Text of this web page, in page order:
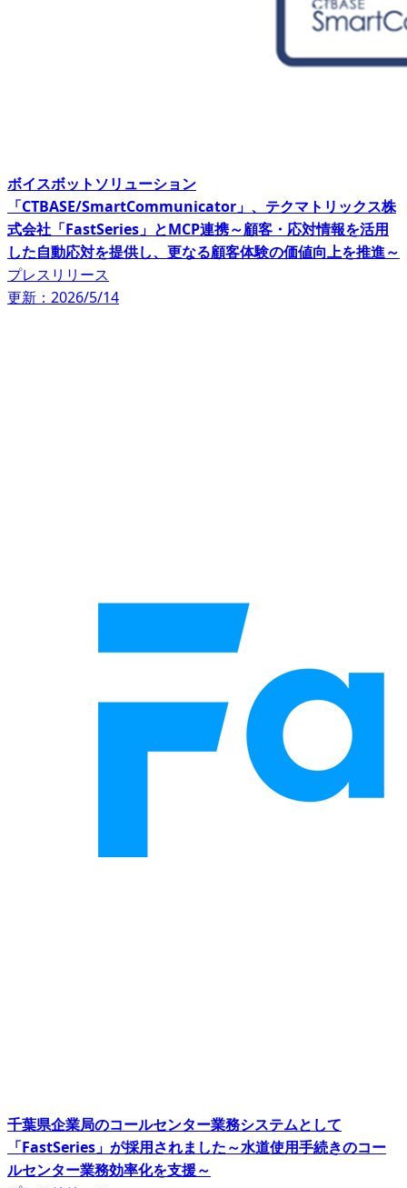
ボイスボットソリューション
「CTBASE/SmartCommunicator」、テクマトリックス株
式会社「FastSeries」とMCP連携～顧客・応対情報を活用
した自動応対を提供し、更なる顧客体験の価値向上を推進～
プレスリリース
更新：2026/5/14
千葉県企業局のコールセンター業務システムとして
「FastSeries」が採用されました～水道使用手続きのコー
ルセンター業務効率化を支援～